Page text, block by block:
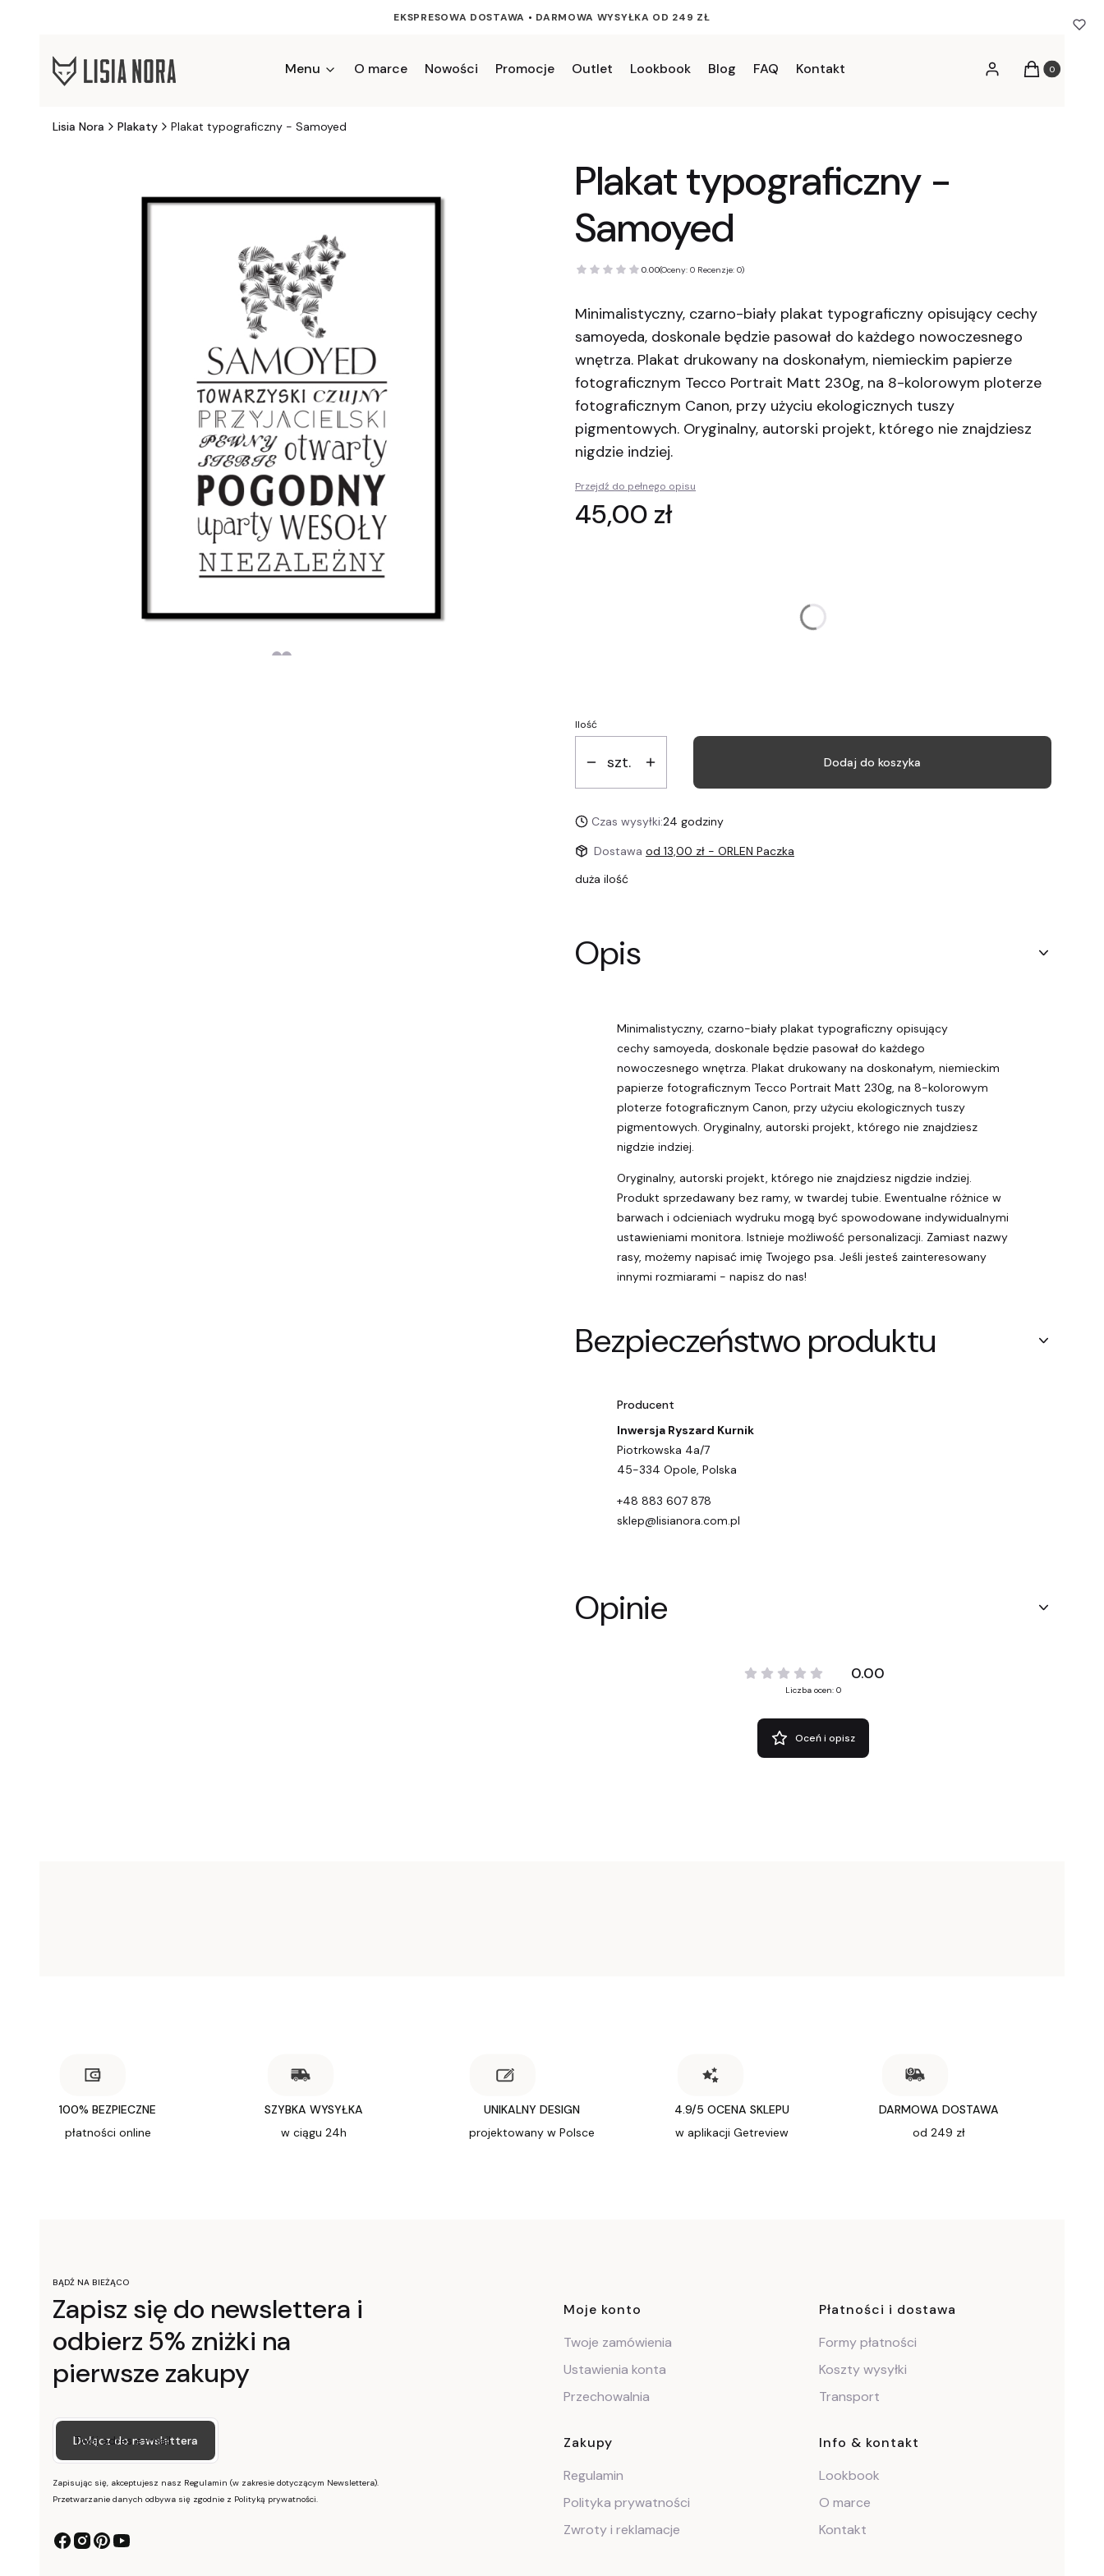
EKSPRESOWA DOSTAWA • DARMOWA WYSYŁKA OD 249 ZŁ
Menu O marce Nowości Promocje Outlet Lookbook Blog FAQ Kontakt Zaloguj sięProdukty w
Koszyk
Lisia Nora Plakaty Plakat typograficzny - Samoyed
Plakat typograficzny -
Samoyed
0.00(Oceny: 0 Recenzje: 0)
Minimalistyczny, czarno-biały plakat typograficzny opisujący cechy
samoyeda, doskonale będzie pasował do każdego nowoczesnego
wnętrza. Plakat drukowany na doskonałym, niemieckim papierze
fotograficznym Tecco Portrait Matt 230g, na 8-kolorowym ploterze
fotograficznym Canon, przy użyciu ekologicznych tuszy
pigmentowych. Oryginalny, autorski projekt, którego nie znajdziesz
nigdzie indziej.
Przejdź do pełnego opisu
Cena
45,00 zł
Ilość
szt. Dodaj do koszyka
Czas wysyłki:24 godziny
Dostawa od 13,00 zł - ORLEN Paczka
duża ilość
Opis
Minimalistyczny, czarno-biały plakat typograficzny opisujący
cechy samoyeda, doskonale będzie pasował do każdego
nowoczesnego wnętrza. Plakat drukowany na doskonałym, niemieckim
papierze fotograficznym Tecco Portrait Matt 230g, na 8-kolorowym
ploterze fotograficznym Canon, przy użyciu ekologicznych tuszy
pigmentowych. Oryginalny, autorski projekt, którego nie znajdziesz
nigdzie indziej.
Oryginalny, autorski projekt, którego nie znajdziesz nigdzie indziej.
Produkt sprzedawany bez ramy, w twardej tubie. Ewentualne różnice w
barwach i odcieniach wydruku mogą być spowodowane indywidualnymi
ustawieniami monitora. Istnieje możliwość personalizacji. Zamiast nazwy
rasy, możemy napisać imię Twojego psa. Jeśli jesteś zainteresowany
innymi rozmiarami - napisz do nas!
Bezpieczeństwo produktu
Producent
Inwersja Ryszard Kurnik
Piotrkowska 4a/7
45-334 Opole, Polska
+48 883 607 878
sklep@lisianora.com.pl
Opinie
0.00
Liczba ocen: 0
Oceń i opisz
100% BEZPIECZNE
płatności online
SZYBKA WYSYŁKA
w ciągu 24h
UNIKALNY DESIGN
projektowany w Polsce
4.9/5 OCENA SKLEPU
w aplikacji Getreview
DARMOWA DOSTAWA
od 249 zł
BĄDŹ NA BIEŻĄCO
Zapisz się do newslettera i
odbierz 5% zniżki na
pierwsze zakupy
Twój adres e-mail
Dołącz do newslettera
Zapisując się, akceptujesz nasz Regulamin (w zakresie dotyczącym Newslettera).
Przetwarzanie danych odbywa się zgodnie z Polityką prywatności.
Linki w stopce
Moje konto
Twoje zamówienia
Ustawienia konta
Przechowalnia
Płatności i dostawa
Formy płatności
Koszty wysyłki
Transport
Zakupy
Regulamin
Polityka prywatności
Zwroty i reklamacje
Info & kontakt
Lookbook
O marce
Kontakt